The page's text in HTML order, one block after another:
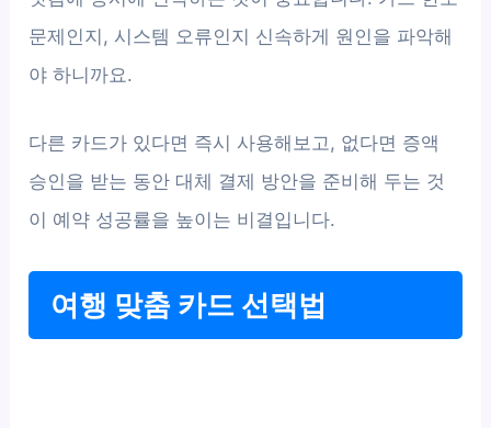
문제인지, 시스템 오류인지 신속하게 원인을 파악해
야 하니까요.
다른 카드가 있다면 즉시 사용해보고, 없다면 증액
승인을 받는 동안 대체 결제 방안을 준비해 두는 것
이 예약 성공률을 높이는 비결입니다.
여행 맞춤 카드 선택법